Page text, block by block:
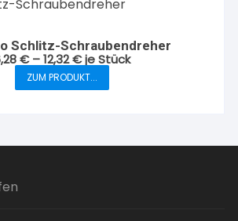
Schlitz-Schraubendreher
€–12,32€je Stück
ZUM PRODUKT...
Dieses
mehrere